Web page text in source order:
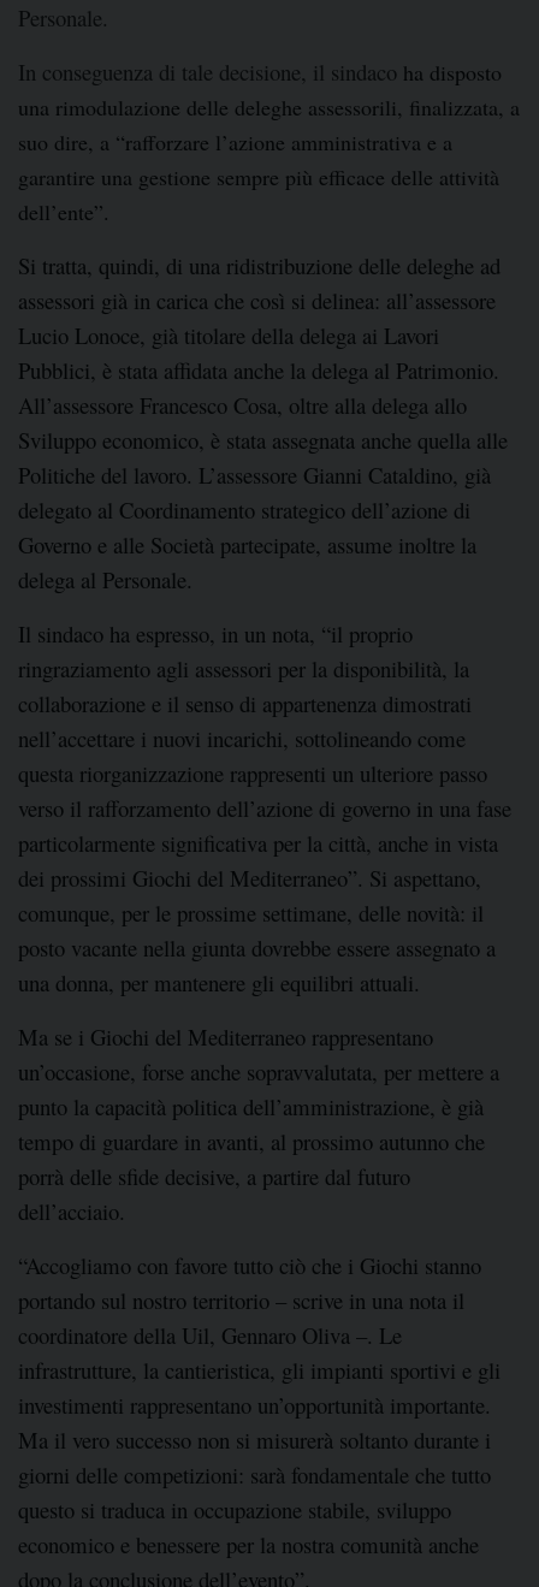
Personale.
In conseguenza di tale decisione, il sindaco ha disposto
una rimodulazione delle deleghe assessorili, finalizzata, a
suo dire, a “rafforzare l’azione amministrativa e a
garantire una gestione sempre più efficace delle attività
dell’ente”.
Si tratta, quindi, di una ridistribuzione delle deleghe ad
assessori già in carica che così si delinea: all’assessore
Lucio Lonoce, già titolare della delega ai Lavori
Pubblici, è stata affidata anche la delega al Patrimonio.
All’assessore Francesco Cosa, oltre alla delega allo
Sviluppo economico, è stata assegnata anche quella alle
Politiche del lavoro. L’assessore Gianni Cataldino, già
delegato al Coordinamento strategico dell’azione di
Governo e alle Società partecipate, assume inoltre la
delega al Personale.
Il sindaco ha espresso, in un nota, “il proprio
ringraziamento agli assessori per la disponibilità, la
collaborazione e il senso di appartenenza dimostrati
nell’accettare i nuovi incarichi, sottolineando come
questa riorganizzazione rappresenti un ulteriore passo
verso il rafforzamento dell’azione di governo in una fase
particolarmente significativa per la città, anche in vista
dei prossimi Giochi del Mediterraneo”. Si aspettano,
comunque, per le prossime settimane, delle novità: il
posto vacante nella giunta dovrebbe essere assegnato a
una donna, per mantenere gli equilibri attuali.
Ma se i Giochi del Mediterraneo rappresentano
un’occasione, forse anche sopravvalutata, per mettere a
punto la capacità politica dell’amministrazione, è già
tempo di guardare in avanti, al prossimo autunno che
porrà delle sfide decisive, a partire dal futuro
dell’acciaio.
“Accogliamo con favore tutto ciò che i Giochi stanno
portando sul nostro territorio – scrive in una nota il
coordinatore della Uil, Gennaro Oliva –. Le
infrastrutture, la cantieristica, gli impianti sportivi e gli
investimenti rappresentano un’opportunità importante.
Ma il vero successo non si misurerà soltanto durante i
giorni delle competizioni: sarà fondamentale che tutto
questo si traduca in occupazione stabile, sviluppo
economico e benessere per la nostra comunità anche
dopo la conclusione dell’evento”.